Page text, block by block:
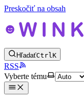
Preskočiť na obsah
HľadaťCtrlK
RSS
Vyberte tému